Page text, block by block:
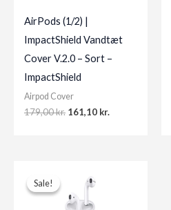
AirPods (1/2) |
ImpactShield Vandtæt
Cover V.2.0 – Sort –
ImpactShield
Airpod Cover
179,00kr. Original
161,10 kr.
Sale!
Sale!